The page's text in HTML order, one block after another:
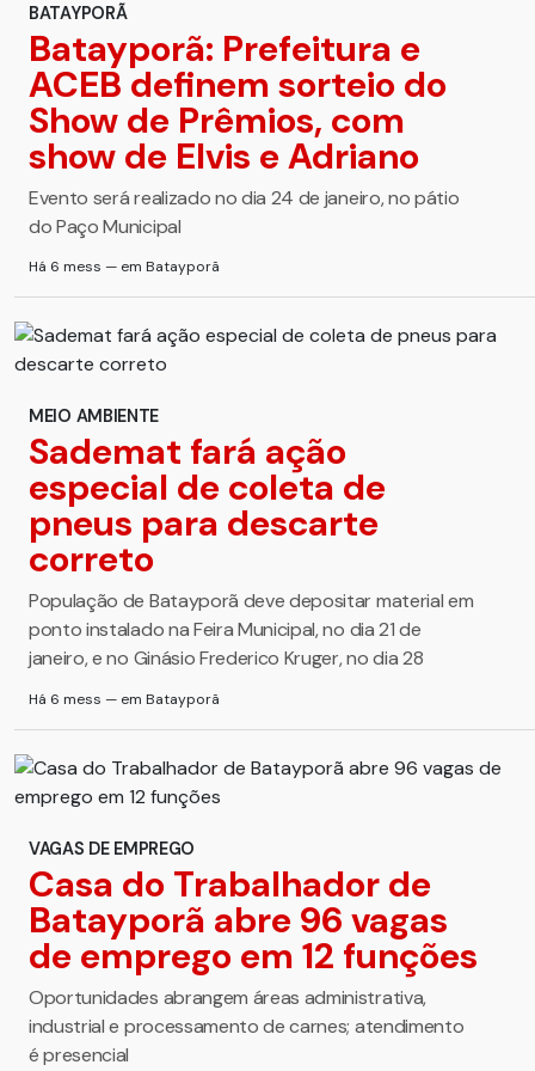
BATAYPORÃ
Batayporã: Prefeitura e
ACEB definem sorteio do
Show de Prêmios, com
show de Elvis e Adriano
Evento será realizado no dia 24 de janeiro, no pátio
do Paço Municipal
Há 6 mess — em Batayporã
MEIO AMBIENTE
Sademat fará ação
especial de coleta de
pneus para descarte
correto
População de Batayporã deve depositar material em
ponto instalado na Feira Municipal, no dia 21 de
janeiro, e no Ginásio Frederico Kruger, no dia 28
Há 6 mess — em Batayporã
VAGAS DE EMPREGO
Casa do Trabalhador de
Batayporã abre 96 vagas
de emprego em 12 funções
Oportunidades abrangem áreas administrativa,
industrial e processamento de carnes; atendimento
é presencial